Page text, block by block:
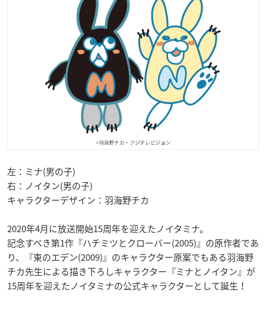
左：ミナ(男の子)
右：ノイタン(男の子)
キャラクターデザイン：羽海野チカ
2020年4月に放送開始15周年を迎えたノイタミナ。
記念すべき第1作『ハチミツとクローバー(2005)』の原作者であ
り、『東のエデン(2009)』のキャラクター原案でもある羽海野
チカ先生による描き下ろしキャラクター『ミナとノイタン』が
15周年を迎えたノイタミナの公式キャラクターとして誕生！